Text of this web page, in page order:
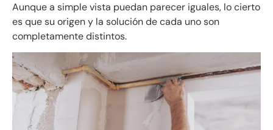
Aunque a simple vista puedan parecer iguales, lo cierto
es que su origen y la solución de cada uno son
completamente distintos.